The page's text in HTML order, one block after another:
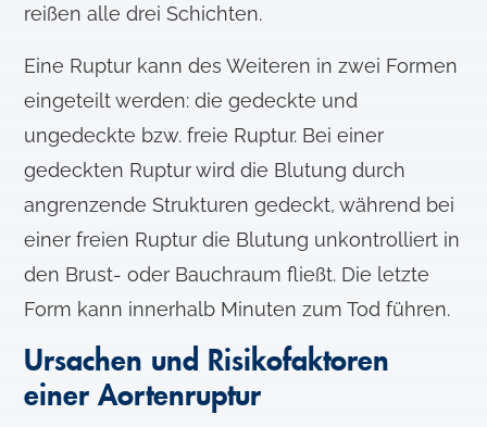
reißen alle drei Schichten.
Eine Ruptur kann des Weiteren in zwei Formen
eingeteilt werden: die gedeckte und
ungedeckte bzw. freie Ruptur. Bei einer
gedeckten Ruptur wird die Blutung durch
angrenzende Strukturen gedeckt, während bei
einer freien Ruptur die Blutung unkontrolliert in
den Brust- oder Bauchraum fließt. Die letzte
Form kann innerhalb Minuten zum Tod führen.
Ursachen und Risikofaktoren
einer Aortenruptur